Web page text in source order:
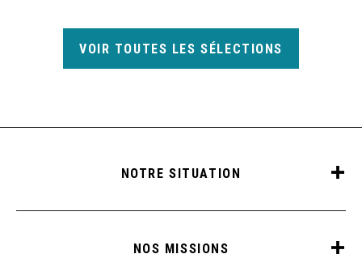
VOIR TOUTES LES SÉLECTIONS
NOTRE SITUATION
NOS MISSIONS